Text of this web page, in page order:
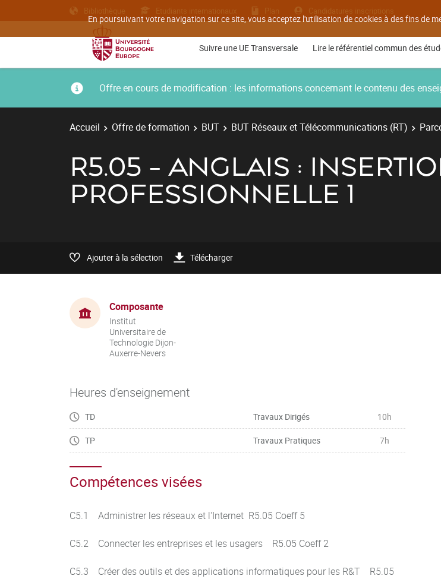
En poursuivant votre navigation sur ce site, vous acceptez l'utilisation de cookies à des fins de
Bibliothèque Etudiants internationaux Plan Candidatures inscriptions
Suivre une UE Transversale Lire le référentiel commun des
Offre en cours de modification : les informations concernant le contenu des
Accueil Offre de formation BUT BUT Réseaux et Télécommunications (RT)
R5.05 - ANGLAIS :
PROFESSIONNELLE 1
Ajouter à la sélection Télécharger
Composante
Institut
Universitaire de
Technologie Dijon-
Auxerre-Nevers
Heures d'enseignement
TD Travaux Dirigés 10h
TP Travaux Pratiques 7h
Compétences visées
C5.1 Administrer les réseaux et l'Internet R5.05 Coeff 5
C5.2 Connecter les entreprises et les usagers R5.05 Coeff 2
C5.3 Créer des outils et des applications informatiques pour les R&T R5.05